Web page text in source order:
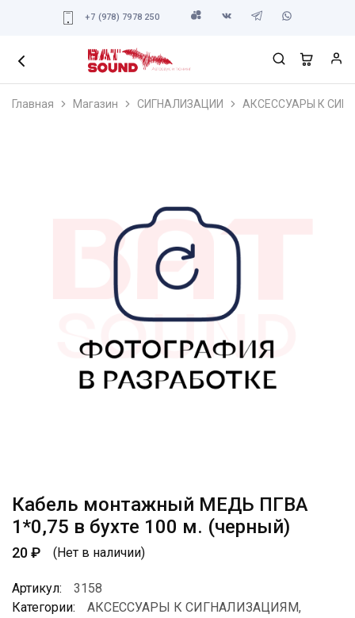
+7 (978) 7978 250
Главная Магазин СИГНАЛИЗАЦИИ АКСЕССУАРЫ К
Кабель монтажный МЕДЬ ПГВА
1*0,75 в бухте 100 м. (черный)
20₽ (Нет в наличии)
Артикул:
3158
Категории:
АКСЕССУАРЫ К СИГНАЛИЗАЦИЯМ,